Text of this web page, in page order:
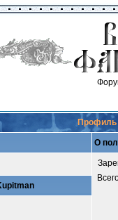
Профиль
О